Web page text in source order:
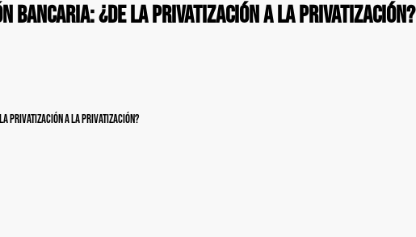
bancaria: ¿de la privatización a la privatización?
privatización a la privatización?